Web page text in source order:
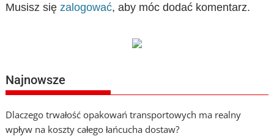
Musisz się zalogować, aby móc dodać komentarz.
Najnowsze
Dlaczego trwałość opakowań transportowych ma realny
wpływ na koszty całego łańcucha dostaw?